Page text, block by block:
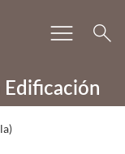
Volver a
Ir a
menu search
Edificación